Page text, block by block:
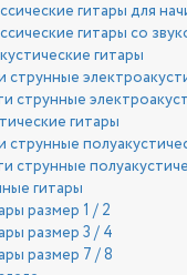
гитары для
гитары со
гитары
струнные
струнные
гитары
струнные
струнные
гитары
размер 1 / 2
размер 3 / 4
размер 7 / 8